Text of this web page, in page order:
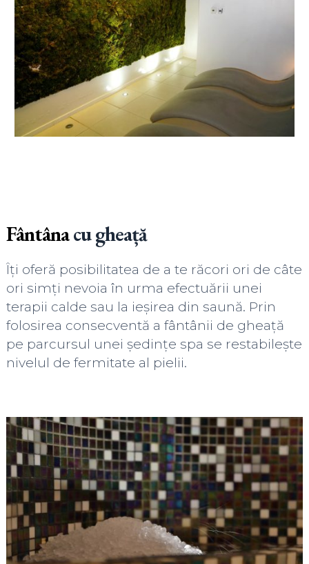
Fântânacu gheață
Îți oferă posibilitatea de a te răcori ori de câte
ori simți nevoia în urma efectuării unei
terapii calde sau la ieșirea din saună. Prin
folosirea consecventă a fântânii de gheață
pe parcursul unei ședințe spa se restabilește
nivelul de fermitate al pielii.